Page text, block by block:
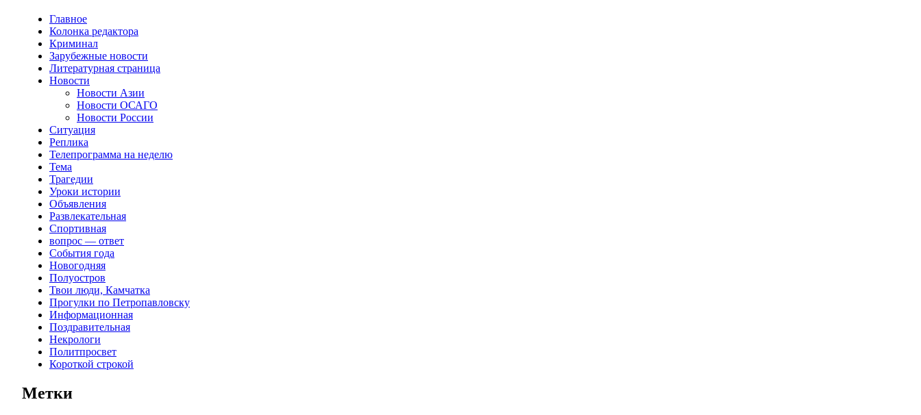
Главное
Колонка редактора
Криминал
Зарубежные новости
Литературная страница
Новости
Новости Азии
Новости ОСАГО
Новости России
Ситуация
Реплика
Телепрограмма на неделю
Тема
Трагедии
Уроки истории
Объявления
Развлекательная
Спортивная
вопрос — ответ
События года
Новогодняя
Полуостров
Твои люди, Камчатка
Прогулки по Петропавловску
Информационная
Поздравительная
Некрологи
Политпросвет
Короткой строкой
Метки